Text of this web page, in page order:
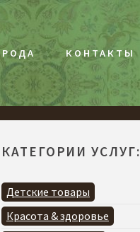
КОНТАКТЫ
КАТЕГОРИИ УСЛУГ:
Детские товары
Красота & здоровье